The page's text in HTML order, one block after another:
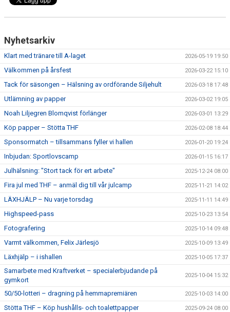
ALLMÄNHETENS ÅKNING
Nyhetsarkiv
Klart med tränare till A-laget 2026-05-19 19:50
Välkommen på årsfest 2026-03-22 15:10
Tack för säsongen – Hälsning av ordförande Siljehult 2026-03-18 17:48
Utlämning av papper 2026-03-02 19:05
Noah Liljegren Blomqvist förlänger 2026-03-01 13:29
Köp papper – Stötta THF 2026-02-08 18:44
Sponsormatch – tillsammans fyller vi hallen 2026-01-20 19:24
Inbjudan: Sportlovscamp 2026-01-15 16:17
Julhälsning: "Stort tack för ert arbete" 2025-12-24 08:00
Fira jul med THF – anmäl dig till vår julcamp 2025-11-21 14:02
LÄXHJÄLP – Nu varje torsdag 2025-11-11 14:49
Highspeed-pass 2025-10-23 13:54
Fotografering 2025-10-14 09:48
Varmt välkommen, Felix Järlesjö 2025-10-09 13:49
Läxhjälp – i ishallen 2025-10-05 17:37
Samarbete med Kraftverket – specialerbjudande på
gymkort
2025-10-04 15:32
50/50-lotteri – dragning på hemmapremiären 2025-10-03 14:00
Stötta THF – Köp hushålls- och toalettpapper 2025-09-24 08:00